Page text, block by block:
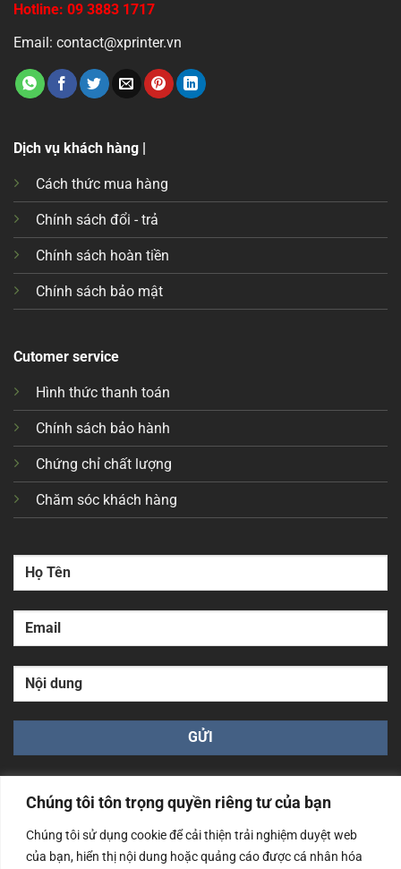
Chúng tôi tôn trọng quyền riêng tư của bạn
Chúng tôi sử dụng cookie để cải thiện trải nghiệm duyệt web
của bạn, hiển thị nội dung hoặc quảng cáo được cá nhân hóa
Hotline: 09 3883 1717
Email: contact@xprinter.vn
Dịch vụ khách hàng |
Cách thức mua hàng
Chính sách đổi - trả
Chính sách hoàn tiền
Chính sách bảo mật
Cutomer service
Hình thức thanh toán
Chính sách bảo hành
Chứng chỉ chất lượng
Chăm sóc khách hàng